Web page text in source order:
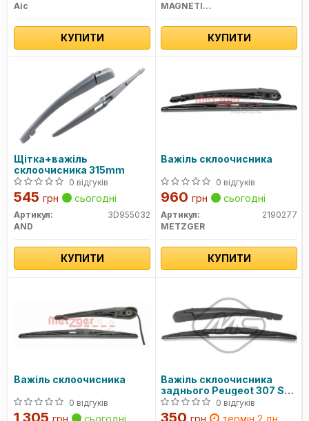
Aic
КУПИТИ
MAGNETI MARELLI
КУПИТИ
Щітка+важіль
склоочисника 315mm
0 відгуків
545 грн сьогодні
Артикул:
3D955032
AND
КУПИТИ
Важіль склоочисника
0 відгуків
960 грн сьогодні
Артикул:
2190277
METZGER
КУПИТИ
Важіль склоочисника
0 відгуків
1 305 грн сьогодні
Важіль склоочисника
заднього Peugeot 307 SW
2004-
0 відгуків
350 грн термін 2 дн.